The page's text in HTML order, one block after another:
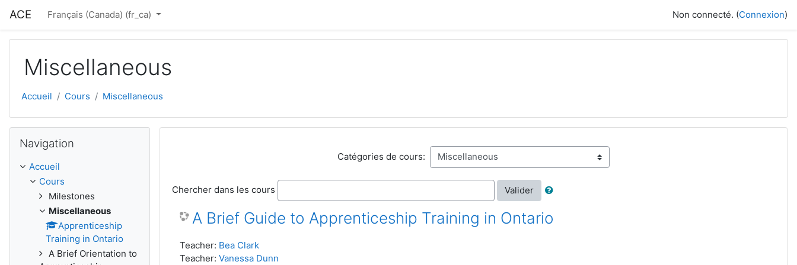
ACE Français (Canada) ‎(fr_ca)‎ Non connecté. (Connexion)
Miscellaneous
Accueil Cours Miscellaneous
Catégories de cours:
Chercher dans les cours Valider
A Brief Guide to Apprenticeship Training in Ontario
Teacher: Bea Clark
Teacher: Vanessa Dunn
Navigation
Accueil
Cours
Milestones
Miscellaneous
Apprenticeship
Training in Ontario
A Brief Orientation to